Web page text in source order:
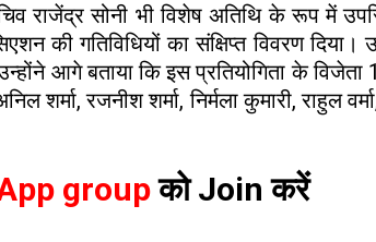
राजेंद्र सोनी भी विशेष अतिथि के रूप में
की गतिविधियों का संक्षिप्त विवरण
आगे बताया कि इस प्रतियोगिता के विजेता
रजनीश शर्मा, निर्मला कुमारी, राहुल
groupको Join करें